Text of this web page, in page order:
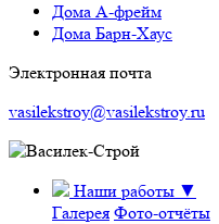
Дома А-фрейм
Дома Барн-Хаус
Электронная почта
vasilekstroy@vasilekstroy.ru
Наши работы ▼
Галерея Фото-отчёты